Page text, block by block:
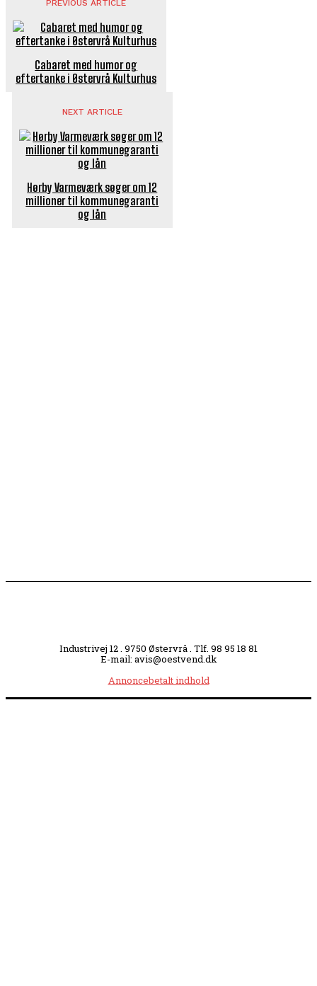
PREVIOUS ARTICLE
Cabaret med humor og
eftertanke i Østervrå Kulturhus
NEXT ARTICLE
Hørby Varmeværk søger om 12
millioner til kommunegaranti
og lån
Industrivej 12 . 9750 Østervrå . Tlf. 98 95 18 81
E-mail: avis@oestvend.dk
Annoncebetalt indhold